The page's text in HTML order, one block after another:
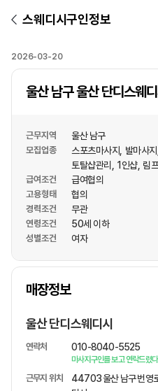
스웨디시구인정보
2026-03-20
울산 남구 울산 단디스웨
근무지역 울산 남구
모집업종 스포츠마사지 발마사지
토탈샵관리
1인샵 림프
급여조건 급여협의
고용형태 협의
경력조건 무관
연령조건 50세 이하
성별조건 여자
매장정보
상호명
울산 단디스웨디시
연락처 010-8040-5525
마사지구인를 보고 연락드렸
근무지 위치
44703 울산 남구 번영